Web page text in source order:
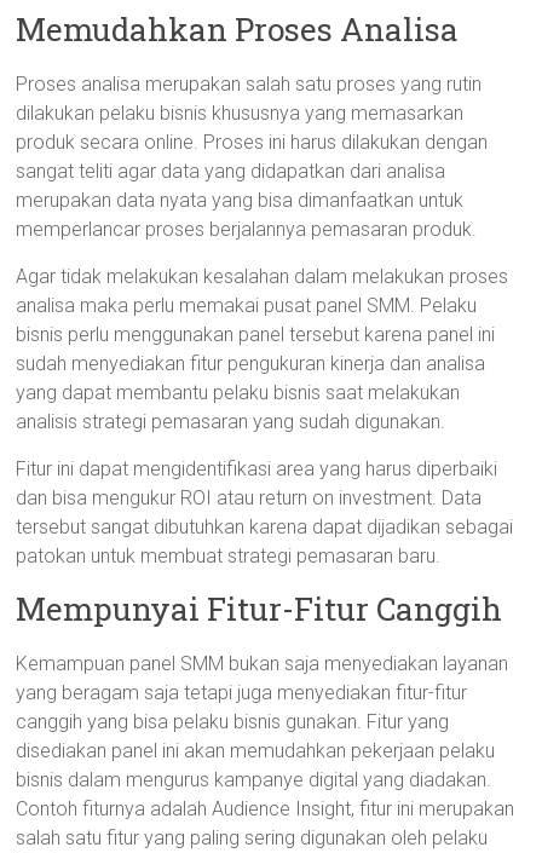
Memudahkan Proses Analisa
Proses analisa merupakan salah satu proses yang rutin
dilakukan pelaku bisnis khususnya yang memasarkan
produk secara online. Proses ini harus dilakukan dengan
sangat teliti agar data yang didapatkan dari analisa
merupakan data nyata yang bisa dimanfaatkan untuk
memperlancar proses berjalannya pemasaran produk.
Agar tidak melakukan kesalahan dalam melakukan proses
analisa maka perlu memakai pusat panel SMM. Pelaku
bisnis perlu menggunakan panel tersebut karena panel ini
sudah menyediakan fitur pengukuran kinerja dan analisa
yang dapat membantu pelaku bisnis saat melakukan
analisis strategi pemasaran yang sudah digunakan.
Fitur ini dapat mengidentifikasi area yang harus diperbaiki
dan bisa mengukur ROI atau return on investment. Data
tersebut sangat dibutuhkan karena dapat dijadikan sebagai
patokan untuk membuat strategi pemasaran baru.
Mempunyai Fitur-Fitur Canggih
Kemampuan panel SMM bukan saja menyediakan layanan
yang beragam saja tetapi juga menyediakan fitur-fitur
canggih yang bisa pelaku bisnis gunakan. Fitur yang
disediakan panel ini akan memudahkan pekerjaan pelaku
bisnis dalam mengurus kampanye digital yang diadakan.
Contoh fiturnya adalah Audience Insight, fitur ini merupakan
salah satu fitur yang paling sering digunakan oleh pelaku